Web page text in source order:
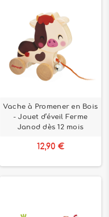
Vache à Promener en Bois
- Jouet d’éveil Ferme
Janod dès 12 mois
12,90 €